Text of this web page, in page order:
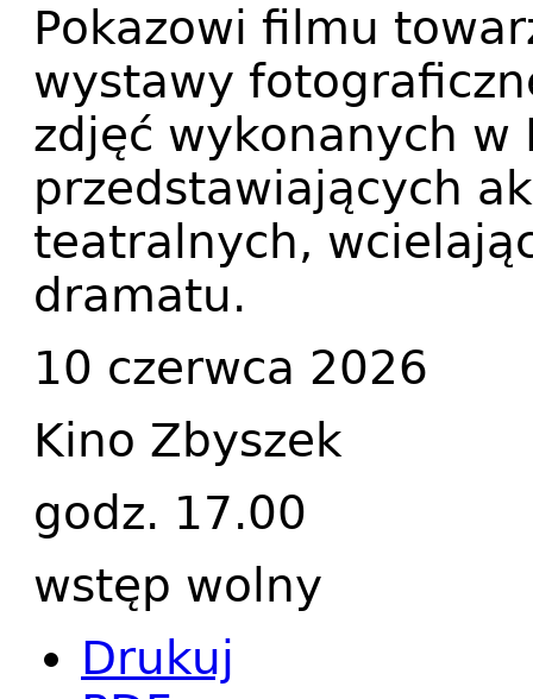
Pokazowi filmu
wystawy
zdjęć wykonanych w
przedstawiających
teatralnych,
dramatu.
10 czerwca 2026
Kino Zbyszek
godz. 17.00
wstęp wolny
Drukuj